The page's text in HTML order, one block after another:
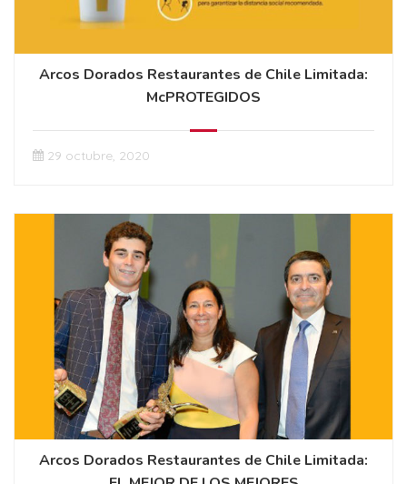
Arcos Dorados Restaurantes de Chile Limitada:
McPROTEGIDOS
29 octubre, 2020
Arcos Dorados Restaurantes de Chile Limitada: